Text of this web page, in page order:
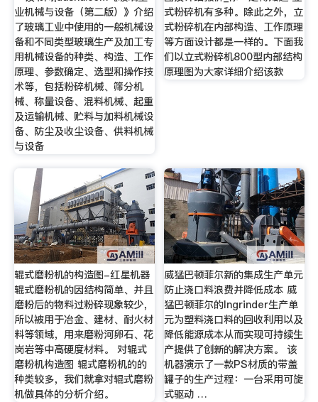
业机械与设备（第二版）》介绍
了玻璃工业中使用的一般机械设
备和不同类型玻璃生产及加工专
用机械设备的种类、构造、工作
原理、参数确定、选型和操作技
术等，包括粉碎机械、筛分机
械、称量设备、混料机械、起重
及运输机械、贮料与加料机械设
备、防尘及收尘设备、供料机械
与设备
式粉碎机有多种。除此之外，立
式粉碎机在内部构造、工作原理
等方面设计都是一样的。下面我
们以立式粉碎机800型内部结构
原理图为大家详细介绍该款
辊式磨粉机的构造图-红星机器
辊式磨粉机的因结构简单、并且
磨粉后的物料过粉碎现象较少，
所以被用于冶金、建材、耐火材
料等领域，用来磨粉河卵石、花
岗岩等中高硬度材料。 对辊式
磨粉机构造图 辊式磨粉机的的
种类较多，我们就拿对辊式磨粉
机做具体的分析介绍。
威猛巴顿菲尔新的集成生产单元
防止浇口料浪费并降低成本 威
猛巴顿菲尔的Ingrinder生产单
元为塑料浇口料的回收利用以及
降低能源成本从而实现可持续生
产提供了创新的解决方案。 该
机器演示了一款PS材质的带盖
罐子的生产过程：一台采用可旋
式驱动 …